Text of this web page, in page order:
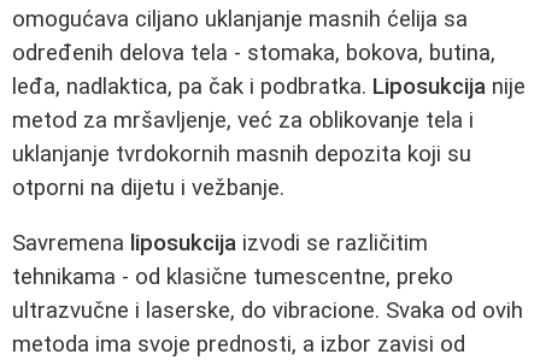
omogućava ciljano uklanjanje masnih ćelija sa
određenih delova tela - stomaka, bokova, butina,
leđa, nadlaktica, pa čak i podbratka. Liposukcija nije
metod za mršavljenje, već za oblikovanje tela i
uklanjanje tvrdokornih masnih depozita koji su
otporni na dijetu i vežbanje.
Savremena liposukcija izvodi se različitim
tehnikama - od klasične tumescentne, preko
ultrazvučne i laserske, do vibracione. Svaka od ovih
metoda ima svoje prednosti, a izbor zavisi od